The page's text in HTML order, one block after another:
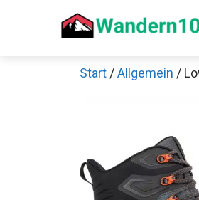
Start /Allgemein /